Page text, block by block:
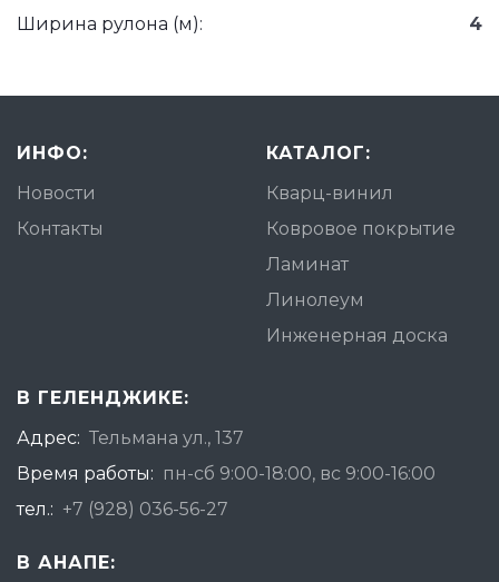
Ширина рулона (м):
4
ИНФО:
Новости
Контакты
КАТАЛОГ:
Кварц-винил
Ковровое покрытие
Ламинат
Линолеум
Инженерная доска
В ГЕЛЕНДЖИКЕ:
Адрес: Тельмана ул., 137
Время работы: пн-сб 9:00-18:00, вс 9:00-16:00
тел.: +7 (928) 036-56-27
В АНАПЕ: